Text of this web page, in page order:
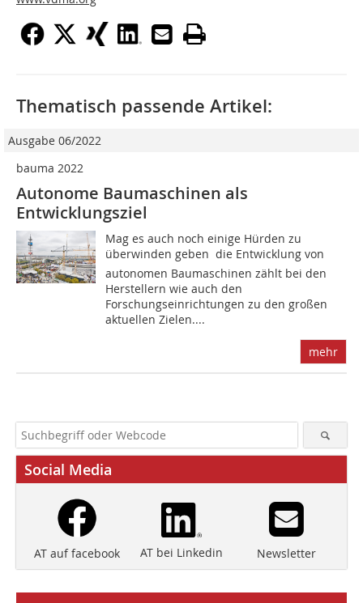
Thematisch passende Artikel:
Ausgabe 06/2022
bauma 2022
Autonome Baumaschinen als
Entwicklungsziel
Mag es auch noch einige Hürden zu
überwinden geben  die Entwicklung von
autonomen Baumaschinen zählt bei den
Herstellern wie auch den
Forschungseinrichtungen zu den großen
aktuellen Zielen....
mehr
Social Media
AT auf facebook AT bei Linkedin Newsletter